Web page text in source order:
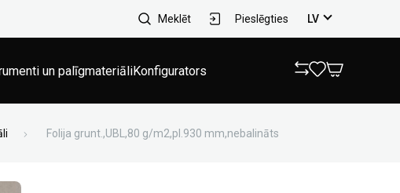
Meklēt Pieslēgties LV
un palīgmateriāliKonfigurators
Folija grunt.,UBL,80 g/m2,pl.930 mm,nebalināts